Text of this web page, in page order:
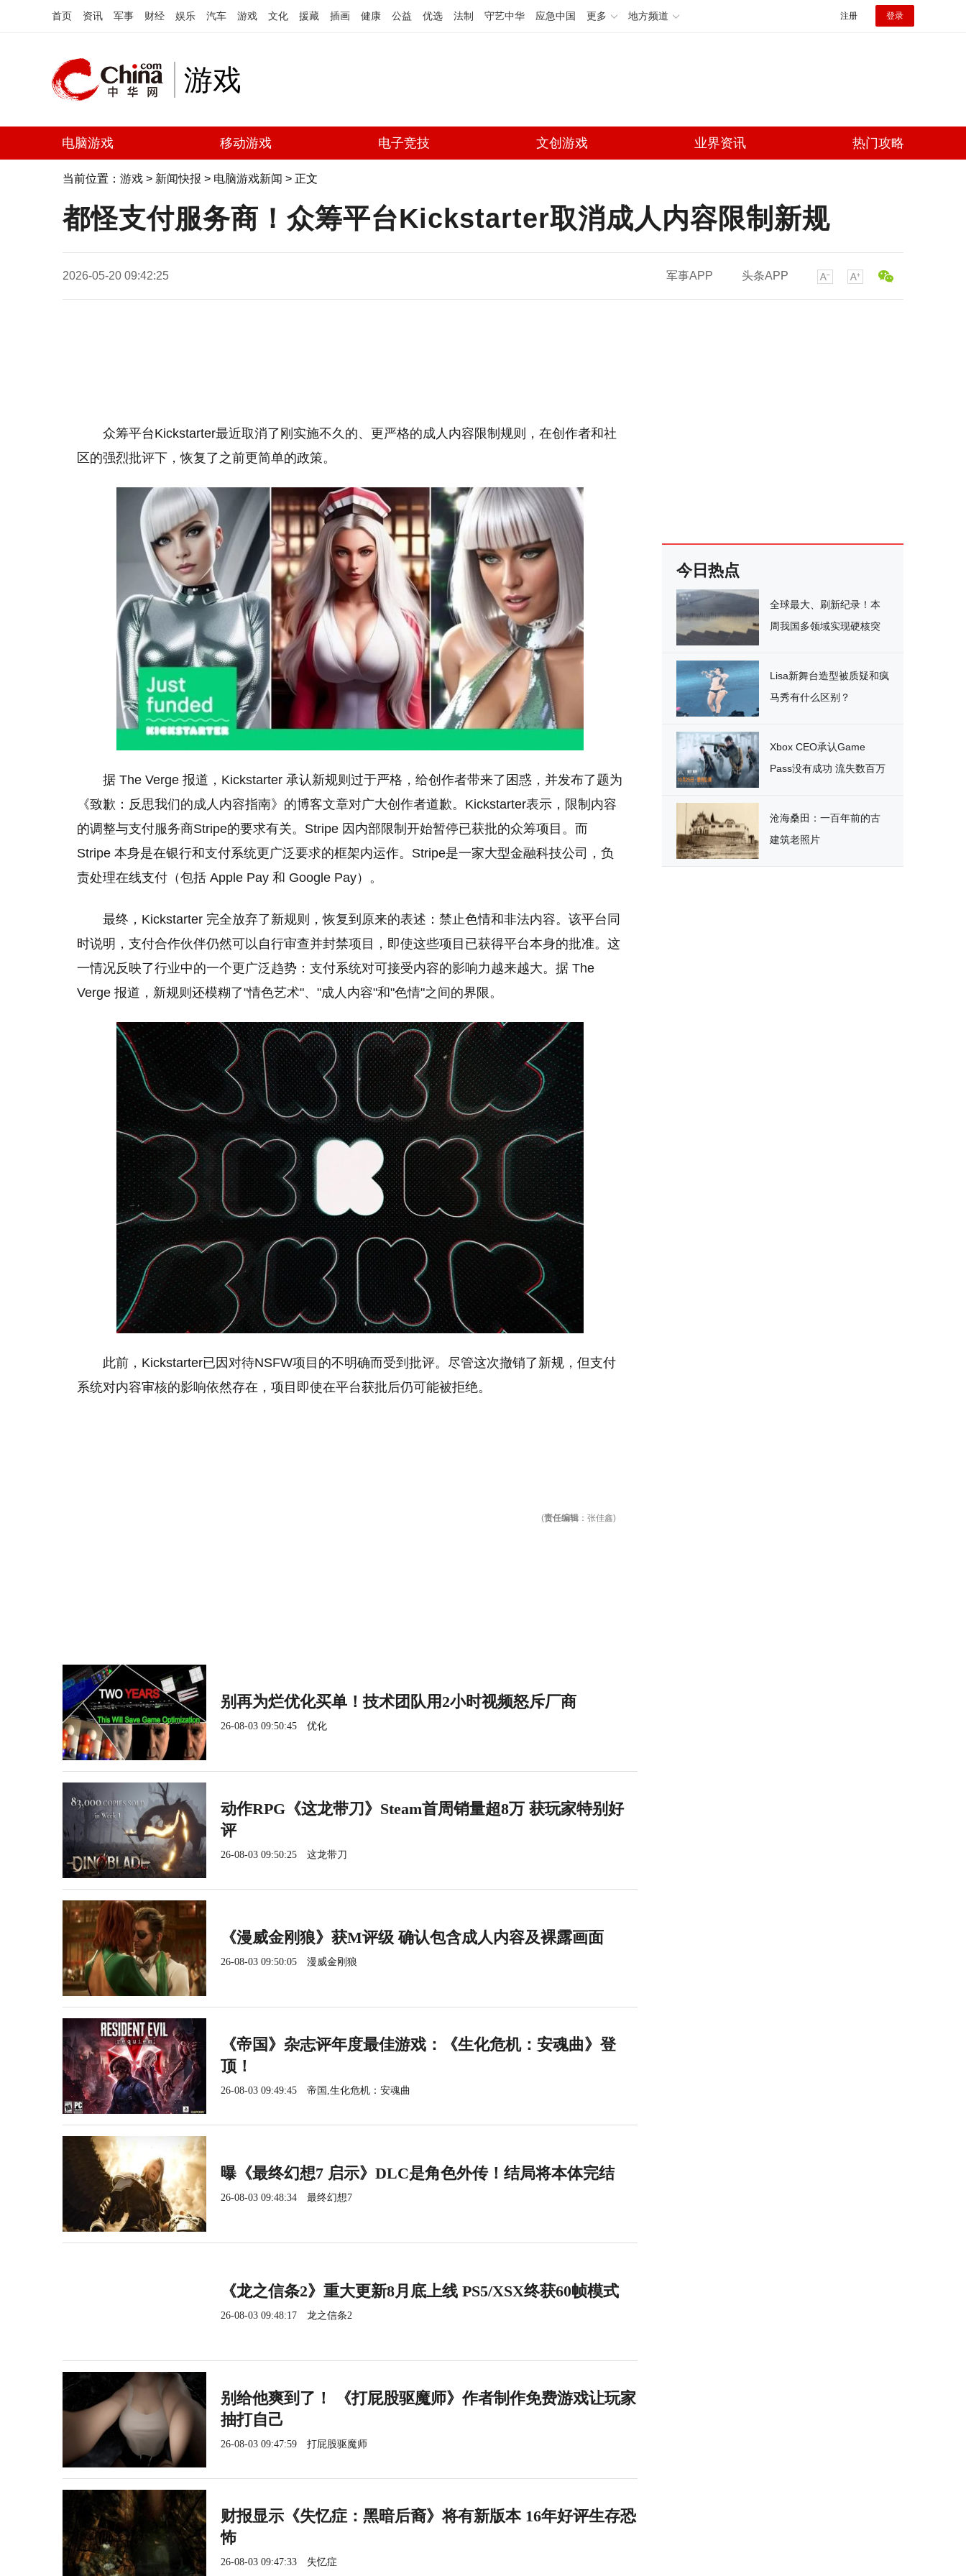
首页 资讯 军事 财经 娱乐 汽车 游戏 文化 援藏 插画 健康 公益 优选 法制 守艺中华 应急中国 更多 地方频道 注册 登录
游戏
电脑游戏 移动游戏 电子竞技 文创游戏 业界资讯 热门攻略
当前位置： 游戏 > 新闻快报 > 电脑游戏新闻 > 正文
都怪支付服务商！众筹平台Kickstarter取消成人内容限制新规
2026-05-20 09:42:25 军事APP 头条APP
众筹平台Kickstarter最近取消了刚实施不久的、更严格的成人内容限制规则，在创作者和社
区的强烈批评下，恢复了之前更简单的政策。
据 The Verge 报道，Kickstarter 承认新规则过于严格，给创作者带来了困惑，并发布了题为
《致歉：反思我们的成人内容指南》的博客文章对广大创作者道歉。Kickstarter表示，限制内容
的调整与支付服务商Stripe的要求有关。Stripe 因内部限制开始暂停已获批的众筹项目。而
Stripe 本身是在银行和支付系统更广泛要求的框架内运作。Stripe是一家大型金融科技公司，负
责处理在线支付（包括 Apple Pay 和 Google Pay）。
最终，Kickstarter 完全放弃了新规则，恢复到原来的表述：禁止色情和非法内容。该平台同
时说明，支付合作伙伴仍然可以自行审查并封禁项目，即使这些项目已获得平台本身的批准。这
一情况反映了行业中的一个更广泛趋势：支付系统对可接受内容的影响力越来越大。据 The
Verge 报道，新规则还模糊了"情色艺术"、"成人内容"和"色情"之间的界限。
此前，Kickstarter已因对待NSFW项目的不明确而受到批评。尽管这次撤销了新规，但支付
系统对内容审核的影响依然存在，项目即使在平台获批后仍可能被拒绝。
(责任编辑 ：张佳鑫)
别再为烂优化买单！技术团队用2小时视频怒斥厂商
26-08-03 09:50:45 优化
动作RPG《这龙带刀》Steam首周销量超8万 获玩家特别好
评
26-08-03 09:50:25 这龙带刀
《漫威金刚狼》获M评级 确认包含成人内容及裸露画面
26-08-03 09:50:05 漫威金刚狼
《帝国》杂志评年度最佳游戏：《生化危机：安魂曲》登
顶！
26-08-03 09:49:45 帝国,生化危机：安魂曲
曝《最终幻想7 启示》DLC是角色外传！结局将本体完结
26-08-03 09:48:34 最终幻想7
《龙之信条2》重大更新8月底上线 PS5/XSX终获60帧模式
26-08-03 09:48:17 龙之信条2
别给他爽到了！ 《打屁股驱魔师》作者制作免费游戏让玩家
抽打自己
26-08-03 09:47:59 打屁股驱魔师
财报显示《失忆症：黑暗后裔》将有新版本 16年好评生存恐
怖
26-08-03 09:47:33 失忆症
今日热点
全球最大、刷新纪录！本
周我国多领域实现硬核突
Lisa新舞台造型被质疑和疯
马秀有什么区别？
Xbox CEO承认Game
Pass没有成功 流失数百万
沧海桑田：一百年前的古
建筑老照片